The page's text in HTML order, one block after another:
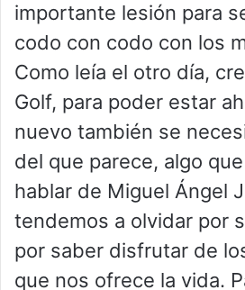
importante lesión para
codo con codo con los
Como leía el otro día,
Golf, para poder estar
nuevo también se
del que parece, algo
hablar de Miguel Ángel
tendemos a olvidar por
por saber disfrutar de
que nos ofrece la vida.